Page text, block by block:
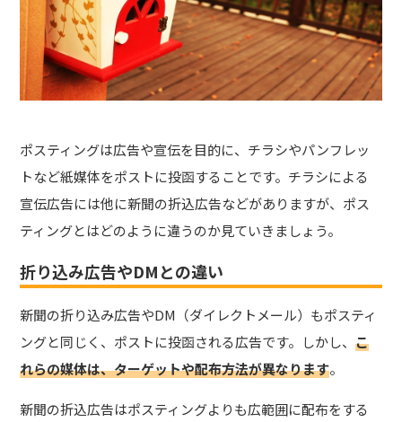
ポスティングは広告や宣伝を目的に、チラシやパンフレッ
トなど紙媒体をポストに投函することです。チラシによる
宣伝広告には他に新聞の折込広告などがありますが、ポス
ティングとはどのように違うのか見ていきましょう。
折り込み広告やDMとの違い
新聞の折り込み広告やDM（ダイレクトメール）もポスティ
ングと同じく、ポストに投函される広告です。しかし、こ
れらの媒体は、ターゲットや配布方法が異なります。
新聞の折込広告はポスティングよりも広範囲に配布をする